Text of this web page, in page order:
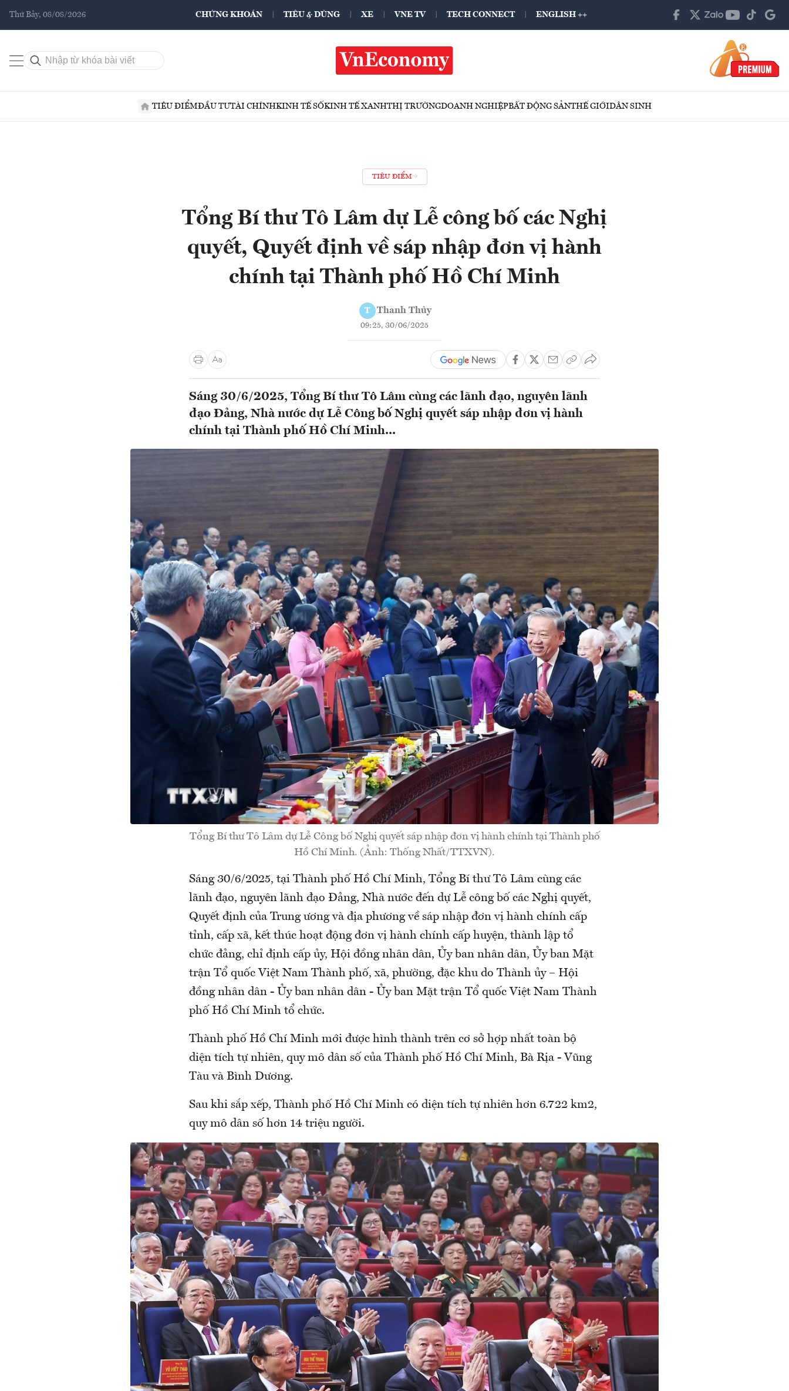
Thứ Bảy, 08/08/2026 CHỨNG KHOÁN TIÊU & DÙNG XE VNE TV TECH CONNECT ENGLISH ++
TIÊU ĐIỂMĐẦU TƯTÀI CHÍNHKINH TẾ SỐKINH TẾ XANHTHỊ TRƯỜNGDOANH NGHIỆPBẤT ĐỘNG SẢNTHẾ GIỚIDÂN SINH
TIÊU ĐIỂM
Tổng Bí thư Tô Lâm dự Lễ công bố các Nghị
quyết, Quyết định về sáp nhập đơn vị hành
chính tại Thành phố Hồ Chí Minh
T Thanh Thủy
09:25, 30/06/2025
Sáng 30/6/2025, Tổng Bí thư Tô Lâm cùng các lãnh đạo, nguyên lãnh
đạo Đảng, Nhà nước dự Lễ Công bố Nghị quyết sáp nhập đơn vị hành
chính tại Thành phố Hồ Chí Minh...
Tổng Bí thư Tô Lâm dự Lễ Công bố Nghị quyết sáp nhập đơn vị hành chính tại Thành phố
Hồ Chí Minh. (Ảnh: Thống Nhất/TTXVN).
Sáng 30/6/2025, tại Thành phố Hồ Chí Minh, Tổng Bí thư Tô Lâm cùng các
lãnh đạo, nguyên lãnh đạo Đảng, Nhà nước đến dự Lễ công bố các Nghị quyết,
Quyết định của Trung ương và địa phương về sáp nhập đơn vị hành chính cấp
tỉnh, cấp xã, kết thúc hoạt động đơn vị hành chính cấp huyện, thành lập tổ
chức đảng, chỉ định cấp ủy, Hội đồng nhân dân, Ủy ban nhân dân, Ủy ban Mặt
trận Tổ quốc Việt Nam Thành phố, xã, phường, đặc khu do Thành ủy – Hội
đồng nhân dân - Ủy ban nhân dân - Ủy ban Mặt trận Tổ quốc Việt Nam Thành
phố Hồ Chí Minh tổ chức.
Thành phố Hồ Chí Minh mới được hình thành trên cơ sở hợp nhất toàn bộ
diện tích tự nhiên, quy mô dân số của Thành phố Hồ Chí Minh, Bà Rịa - Vũng
Tàu và Bình Dương.
Sau khi sắp xếp, Thành phố Hồ Chí Minh có diện tích tự nhiên hơn 6.722 km2,
quy mô dân số hơn 14 triệu người.